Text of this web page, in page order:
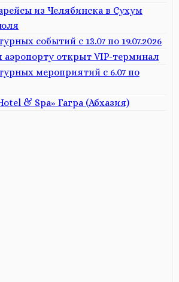
из Челябинска в Сухум
событий с 13.07 по 19.07.2026
аэропорту открыт VIP-терминал
мероприятий с 6.07 по
& Spa» Гагра (Абхазия)